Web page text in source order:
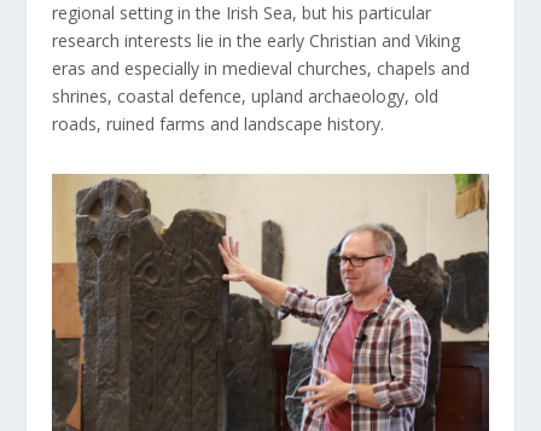
regional setting in the Irish Sea, but his particular
research interests lie in the early Christian and Viking
eras and especially in medieval churches, chapels and
shrines, coastal defence, upland archaeology, old
roads, ruined farms and landscape history.